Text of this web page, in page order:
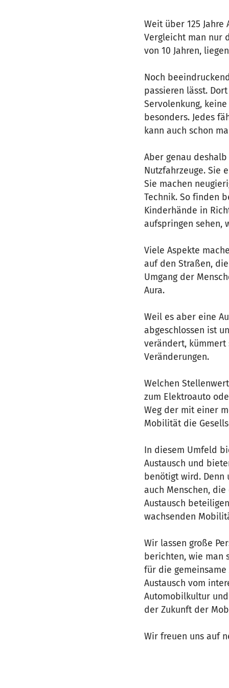
Weit über 125
Vergleicht man nur
von 10 Jahren,
Noch
passieren lässt.
Servolenkung,
besonders. Jedes
kann auch schon
Aber genau
Nutzfahrzeuge. Sie
Sie machen
Technik. So finden
Kinderhände in
aufspringen sehen,
Viele Aspekte
auf den Straßen,
Umgang der
Aura.
Weil es aber eine
abgeschlossen ist
verändert,
Veränderungen.
Welchen
zum Elektroauto
Weg der mit einer
Mobilität die
In diesem Umfeld
Austausch und
benötigt wird. Denn
auch Menschen,
Austausch
wachsenden
Wir lassen große
berichten, wie man
für die
Austausch vom
Automobilkultur
der Zukunft der
Wir freuen uns auf